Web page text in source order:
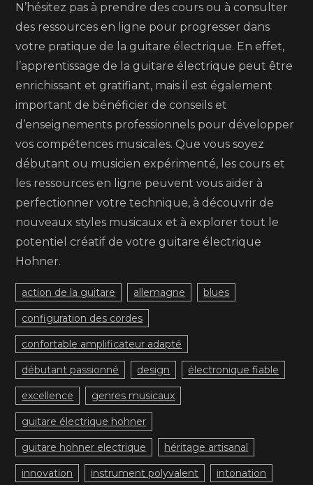
N’hésitez pas à prendre des cours ou à consulter
des ressources en ligne pour progresser dans
votre pratique de la guitare électrique. En effet,
l’apprentissage de la guitare électrique peut être
enrichissant et gratifiant, mais il est également
important de bénéficier de conseils et
d’enseignements professionnels pour développer
vos compétences musicales. Que vous soyez
débutant ou musicien expérimenté, les cours et
les ressources en ligne peuvent vous aider à
perfectionner votre technique, à découvrir de
nouveaux styles musicaux et à explorer tout le
potentiel créatif de votre guitare électrique
Hohner.
action de la guitare allemagne blues
configuration des cordes
confortable amplificateur adapté
débutant passionné design électronique fiable
excellence genres musicaux
guitare électrique hohner
guitare hohner electrique héritage artisanal
innovation instrument polyvalent intonation